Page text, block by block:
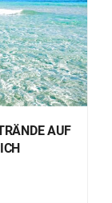
AUF